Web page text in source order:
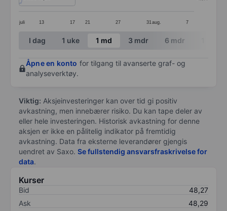
juli 13 17 21 27 31 aug. 7
End of interactive chart.
I dag 1 uke 1 md 3 mdr 6 mdr
Åpne en konto for tilgang til avanserte graf- og
analyseverktøy.
Viktig: Aksjeinvesteringer kan over tid gi positiv
avkastning, men innebærer risiko. Du kan tape deler av
eller hele investeringen. Historisk avkastning for denne
aksjen er ikke en pålitelig indikator på fremtidig
avkastning. Data fra eksterne leverandører gjengis
uendret av Saxo. Se fullstendig ansvarsfraskrivelse for
data.
Kurser
Bid
48,27
Ask
48,29